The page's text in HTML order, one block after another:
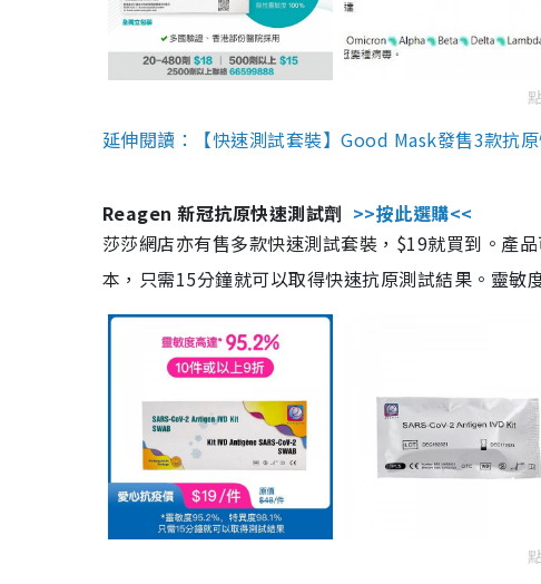
延伸閱讀：【快速測試套裝】Good Mask發售3款抗
Reagen 新冠抗原快速測試劑 >>按此選購<<
莎莎網店亦有售多款快速測試套裝，$19就買到。產
本，只需15分鐘就可以取得快速抗原測試結果。靈敏